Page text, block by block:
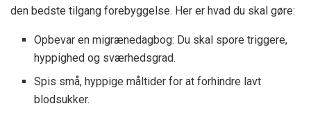
den bedste tilgang forebyggelse. Her er hvad du skal gøre:
Opbevar en migrænedagbog: Du skal spore triggere,
hyppighed og sværhedsgrad.
Spis små, hyppige måltider for at forhindre lavt
blodsukker.